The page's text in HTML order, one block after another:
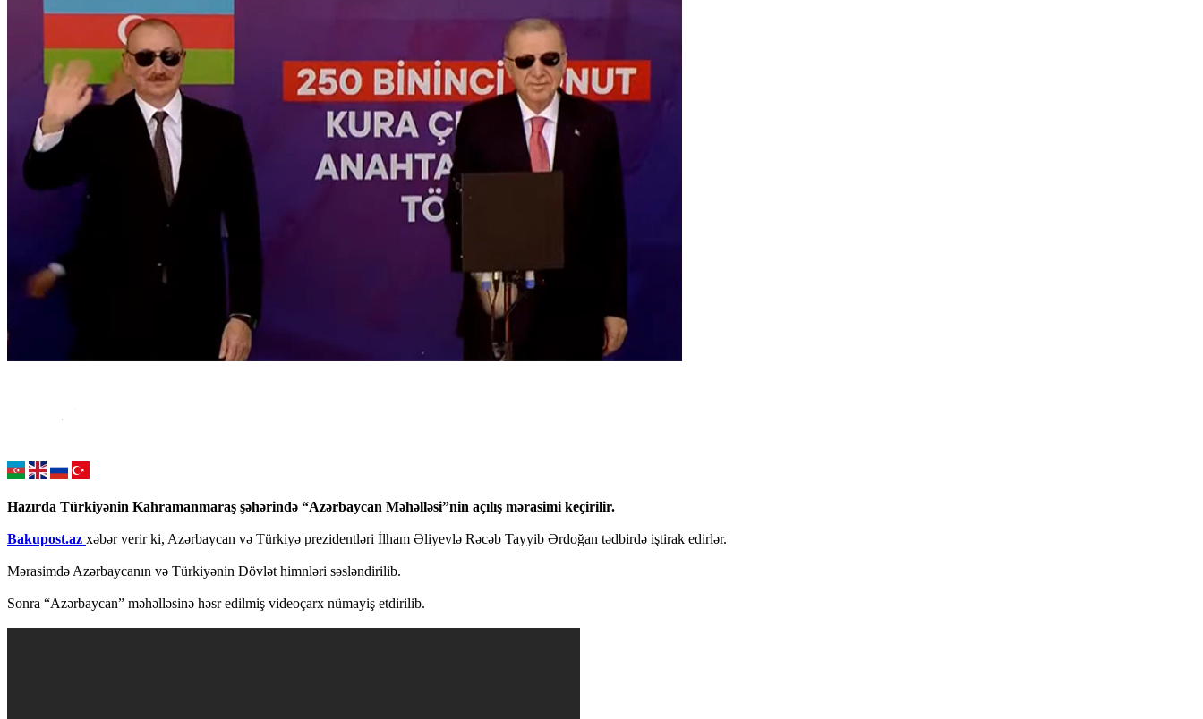
Hazırda Türkiyənin Kahramanmaraş şəhərində “Azərbaycan Məhəlləsi”nin açılış mərasimi keçirilir.
Bakupost.az xəbər verir ki, Azərbaycan və Türkiyə prezidentləri İlham Əliyevlə Rəcəb Tayyib Ərdoğan tədbirdə iştirak edirlər.
Mərasimdə Azərbaycanın və Türkiyənin Dövlət himnləri səsləndirilib.
Sonra “Azərbaycan” məhəlləsinə həsr edilmiş videoçarx nümayiş etdirilib.